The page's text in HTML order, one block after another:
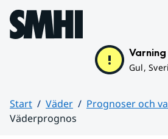
Hoppa till sidans innehåll
Varning
Gul,
Start Väder
Prognoser och
Väderprognos